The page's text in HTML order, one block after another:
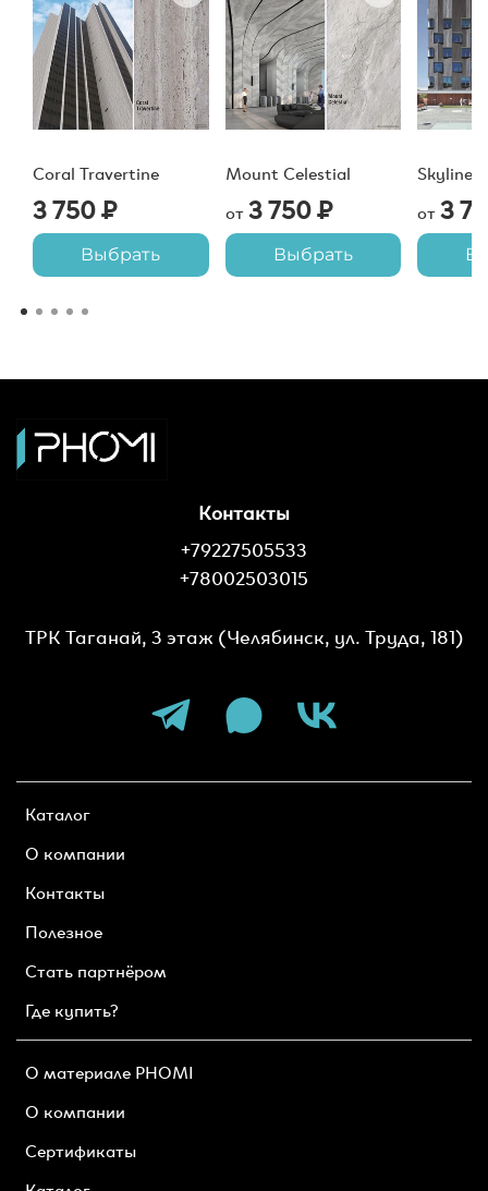
Coral Travertine
3 750 ₽
Выбрать
Mount Celestial
от 3 750 ₽
Выбрать
Skyline
от3
Каталог
О компании
Контакты
Полезное
Стать партнёром
Где купить?
О материале PHOMI
О компании
Сертификаты
Контакты
+79227505533
+78002503015
ТРК Таганай, 3 этаж (Челябинск, ул. Труда, 181)